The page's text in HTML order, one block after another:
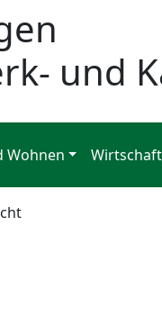
und
Wohnen Wirtschaft